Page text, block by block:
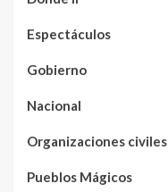
Espectáculos
Gobierno
Nacional
Organizaciones civiles
Pueblos Mágicos